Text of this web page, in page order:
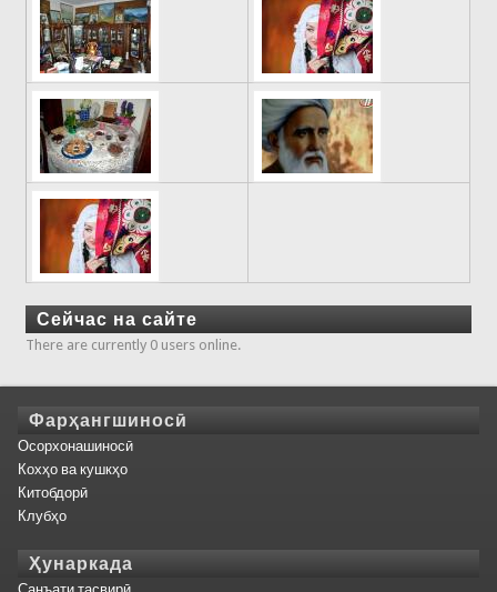
Сейчас на сайте
There are currently 0 users online.
Фарҳангшиносӣ
Осорхонашиносӣ
Кохҳо ва кушкҳо
Китобдорӣ
Клубҳо
Ҳунаркада